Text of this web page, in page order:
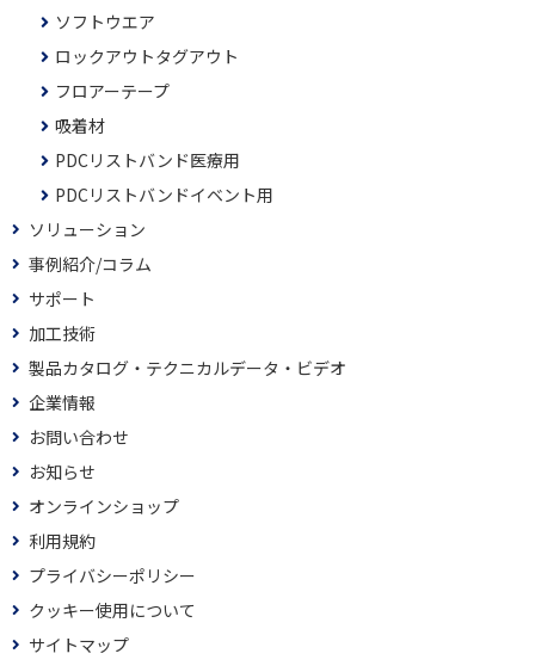
ソフトウエア
ロックアウトタグアウト
フロアーテープ
吸着材
PDCリストバンド医療用
PDCリストバンドイベント用
ソリューション
事例紹介/コラム
サポート
加工技術
製品カタログ・テクニカルデータ・ビデオ
企業情報
お問い合わせ
お知らせ
オンラインショップ
利用規約
プライバシーポリシー
クッキー使用について
サイトマップ